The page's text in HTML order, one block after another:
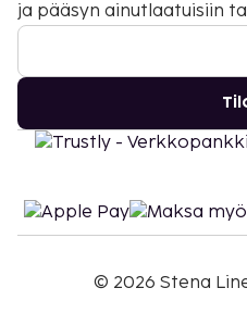
ja pääsyn ainutlaatuisiin
© 2026 Stena